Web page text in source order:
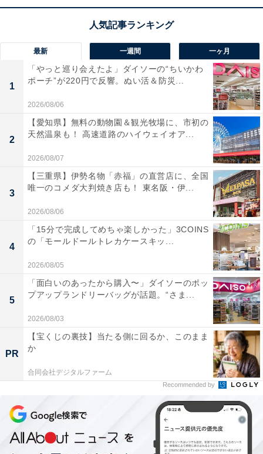
圧倒的なパフォーマンスを誇るM4チップを搭載した、薄
Retina XDRディスプレイや、大容量の2TBストレージ
で、プロのクリエイティブ作業から動画視聴までこれま
でにない快適さを実現します。5G通信や一日中使えるバ
ッテリーも装備し、どこにいても妥協のない環境が手に
入るのが魅力ですね。
ユーザーからは「圧倒的な処理速度」「画面が綺麗すぎ
る」と絶賛の声が届いています。一方で、「高性能すぎ
て使いこなすのが大変」という贅沢な悩みも。究極のス
ペックを求める人や、大画面で本格的な作業をしたい人
には、おすすめの商品といえそうです。
あわせて読みたい
【Amazonセール】Anker「急速充電器」が
特別価格で登場中【2月28日】
最新 一週間 一ヶ月
1
「やっと巡り会えたよ」ダイソーの“ちいかわ
ポーチ”が220円で反響。ぬい活＆防災...
2026/08/06
2
【愛知県】無料の動物園＆観光牧場に、市初の
天然温泉も！ 高速道路のハイウェイオア...
2026/08/07
3
【三重県】伊勢名物「赤福」の直営店に、全国
唯一のコメダ大判焼き店も！ 東名阪・伊...
2026/08/06
4
「15分で完成してめちゃ楽しかった」3COINS
の「モールドールトレカケースキッ...
2026/08/05
5
「面白いのあったから購入〜」ダイソーのポッ
プアップランドリーバッグが話題。“さま...
2026/08/03
PR
【宝くじの裏技】当たる側に回るか、このまま
か
合同会社デジタルファーム
Recommended by